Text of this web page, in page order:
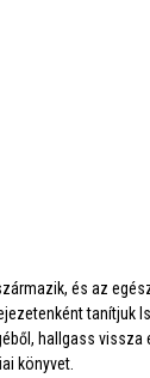
és az
tanítjuk
hallgass
könyvet.